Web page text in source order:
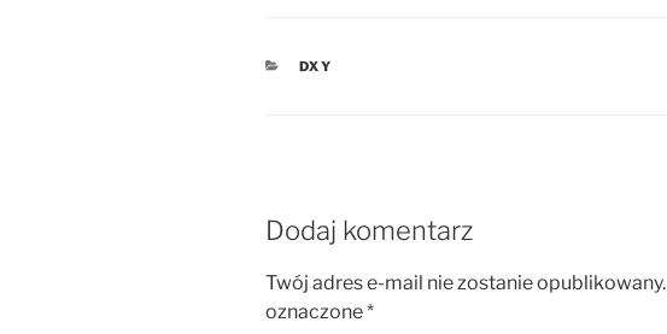
KATEGORIE
DXY
Dodaj komentarz
Twój adres e-mail nie zostanie opublikowany.
oznaczone*